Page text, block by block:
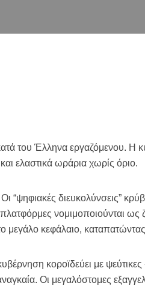
του Έλληνα εργαζόμενου. Η
ελαστικά ωράρια χωρίς όριο.
“ψηφιακές διευκολύνσεις”
νομιμοποιούνται ως
μεγάλο κεφάλαιο, καταπατώντας
κοροϊδεύει με
Οι μεγαλόστομες